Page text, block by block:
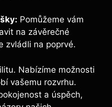
Pomůžeme vám
na závěrečné
zvládli na poprvé.
Nabízíme možnosti
vašemu rozvrhu.
a úspěch,